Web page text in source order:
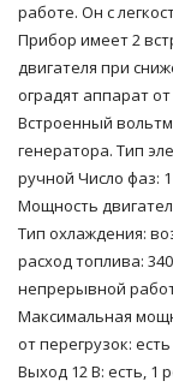
работе. Он с
Прибор имеет 2
двигателя при
оградят аппарат
Встроенный
генератора. Тип
ручной Число фаз:
Мощность
Тип охлаждения:
расход топлива:
непрерывной
Максимальная
от перегрузок:
Выход 12 В: есть, 1